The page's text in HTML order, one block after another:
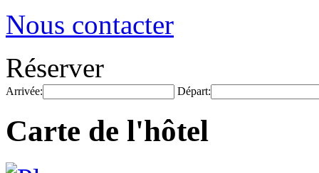
Nous contacter
Réserver
Arrivée: Départ:
Carte de l'hôtel